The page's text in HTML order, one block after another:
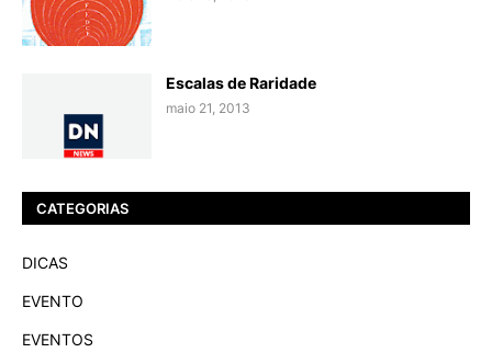
Escalas de Raridade
maio 21, 2013
CATEGORIAS
DICAS
EVENTO
EVENTOS